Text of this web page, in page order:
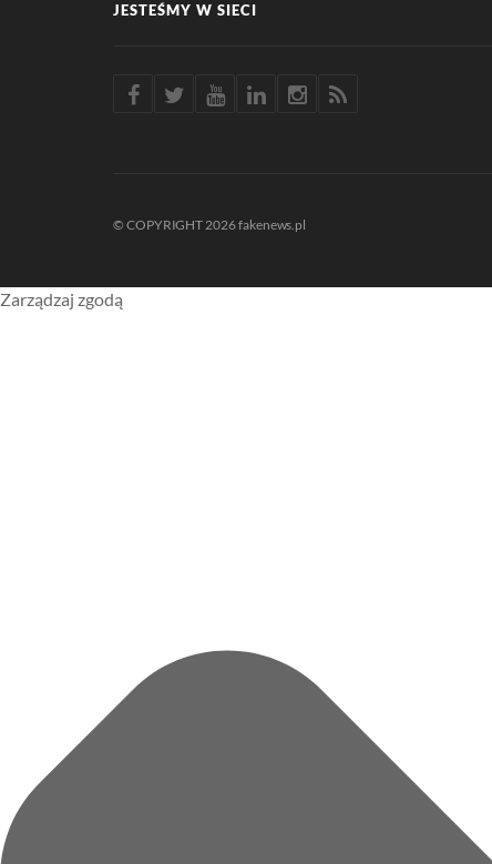
JESTEŚMY W SIECI
© COPYRIGHT 2026 fakenews.pl
Zarządzaj zgodą